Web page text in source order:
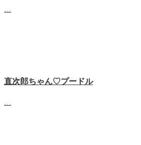
直次郎ちゃん♡プードル